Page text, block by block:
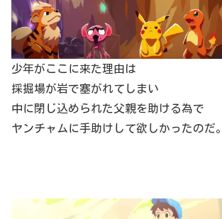
少年がここに来た理由は
採掘場が岩で塞がれてしまい
中に閉じ込められた父親を助ける為で
ヤンチャムに手助けして欲しかったのだ。